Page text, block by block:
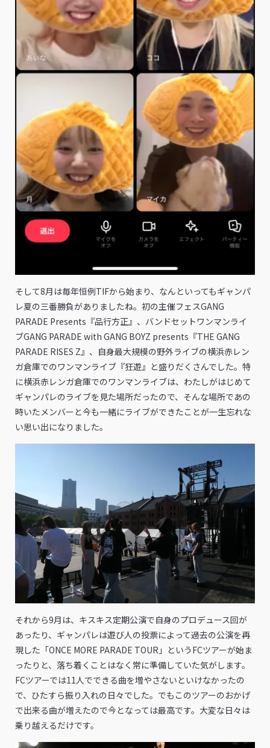
そして8月は毎年恒例TIFから始まり、なんといってもギャンパ
レ夏の三番勝負がありましたね。初の主催フェスGANG
PARADE Presents『品行方正』、バンドセットワンマンライ
ブGANG PARADE with GANG BOYZ presents『THE GANG
PARADE RISES Z』、自身最大規模の野外ライブの横浜赤レン
ガ倉庫でのワンマンライブ『狂遊』と盛りだくさんでした。特
に横浜赤レンガ倉庫でのワンマンライブは、わたしがはじめて
ギャンパレのライブを見た場所だったので、そんな場所であの
時いたメンバーと今も一緒にライブができたことが一生忘れな
い思い出になりました。
それから9月は、キスキス定期公演で自身のプロデュース回が
あったり、ギャンパレは遊び人の投票によって過去の公演を再
現した「ONCE MORE PARADE TOUR」というFCツアーが始ま
ったりと、落ち着くことはなく常に準備していた気がします。
FCツアーでは11人でできる曲を増やさないといけなかったの
で、ひたすら振り入れの日々でした。でもこのツアーのおかげ
で出来る曲が増えたので今となっては最高です。大変な日々は
乗り越えるだけです。